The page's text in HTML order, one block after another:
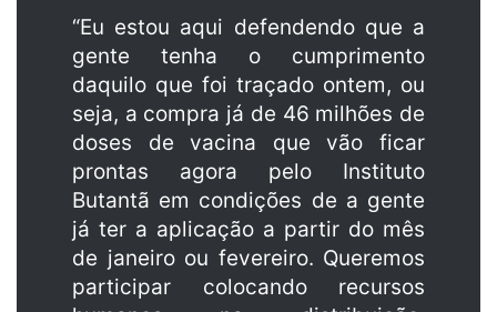
“Eu estou aqui defendendo que a
gente tenha o cumprimento
daquilo que foi traçado ontem, ou
seja, a compra já de 46 milhões de
doses de vacina que vão ficar
prontas agora pelo Instituto
Butantã em condições de a gente
já ter a aplicação a partir do mês
de janeiro ou fevereiro. Queremos
participar colocando recursos